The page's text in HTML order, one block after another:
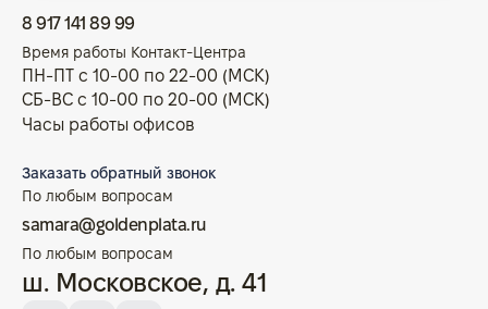
8 917 141 89 99
Время работы Контакт-Центра
ПН-ПТ с 10-00 по 22-00 (МСК)
СБ-ВС с 10-00 по 20-00 (МСК)
Часы работы офисов
Заказать обратный звонок
По любым вопросам
samara@goldenplata.ru
По любым вопросам
ш. Московское, д. 41